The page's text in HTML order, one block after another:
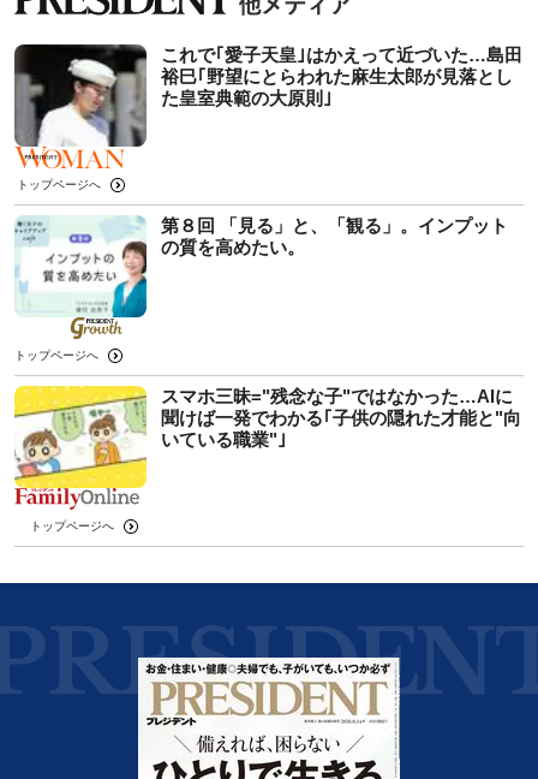
これで｢愛子天皇｣はかえって近づいた…島田
裕巳｢野望にとらわれた麻生太郎が見落とし
た皇室典範の大原則｣
トップページへ
第８回 「見る」と、「観る」。インプット
の質を高めたい。
トップページへ
スマホ三昧="残念な子"ではなかった…AIに
聞けば一発でわかる｢子供の隠れた才能と"向
いている職業"｣
トップページへ